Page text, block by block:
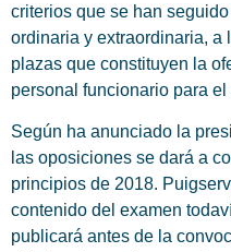
criterios que se han
ordinaria y extraordinaria, a
plazas que constituyen la
personal funcionario para el
Según ha anunciado la
las oposiciones se dará a
principios de 2018.
contenido del examen
publicará antes de la